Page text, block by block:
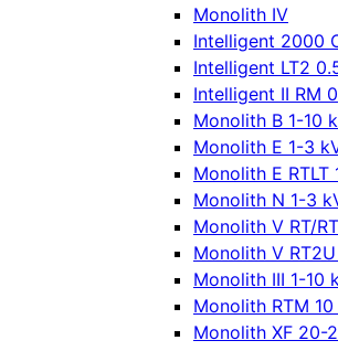
Monolith IV
Intelligent 2000
Intelligent LT2
Intelligent II RM
Monolith B 1-10
Monolith E 1-3
Monolith E RTLT
Monolith N 1-3
Monolith V RT/
Monolith V
Monolith III 1-10
Monolith RTM 10
Monolith XF 20-